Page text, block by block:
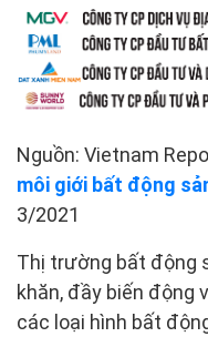
Nguồn: Vietnam
môi giới bất động
3/2021
Thị trường bất động
khăn, đầy biến động
các loại hình bất